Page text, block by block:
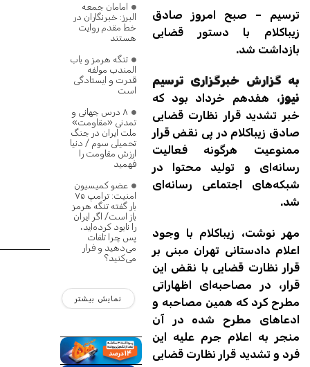
ترسیم – صبح امروز صادق
زیباکلام با دستور قضایی
بازداشت شد.
به گزارش خبرگزاری ترسیم
نیوز، هفدهم خرداد بود که
خبر تشدید قرار نظارت قضایی
صادق زیباکلام در پی نقض قرار
ممنوعیت هرگونه فعالیت
رسانه‌ای و تولید محتوا در
شبکه‌های اجتماعی رسانه‌ای
شد.
مهر نوشت، زیباکلام با وجود
اعلام دادستانی تهران مبنی بر
قرار نظارت قضایی با نقض این
قرار، در مصاحبه‌ای اظهاراتی
مطرح کرد که همین مصاحبه و
ادعاهای مطرح شده در آن
منجر به اعلام جرم علیه این
فرد و تشدید قرار نظارت قضایی
امامان جمعه
البرز: خبرنگاران در
خط مقدم روایت
هستند
تنگه‌ هرمز و باب
المندب مولفه
قدرت و ایستادگی
است
۸ درس جهانی و
تمدنی «مقاومت»
ملت ایران در جنگ
تحمیلی سوم / دنیا
ارزش مقاومت را
فهمید
عضو کمیسیون
امنیت: ترامپ ۷۵
بار گفته تنگه هرمز
باز است/ اگر ایران
را نابود کرده‌اید،
پس چرا تلفات
می‌دهید و فرار
می‌کنید؟
نمایش بیشتر